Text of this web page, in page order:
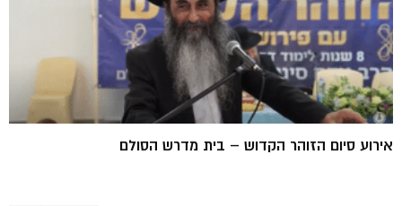
אירוע סיום הזוהר הקדוש – בית מדרש הסולם